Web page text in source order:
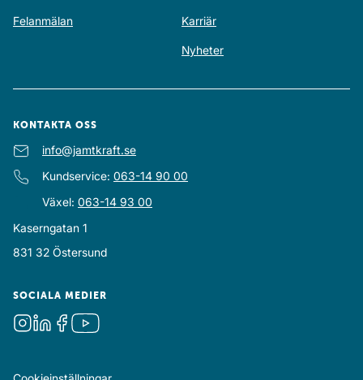
Felanmälan Karriär
Nyheter
KONTAKTA OSS
E-post:
info@jamtkraft.se
Kundservice: 063-14 90 00
Växel: 063-14 93 00
Kaserngatan 1
831 32 Östersund
SOCIALA MEDIER